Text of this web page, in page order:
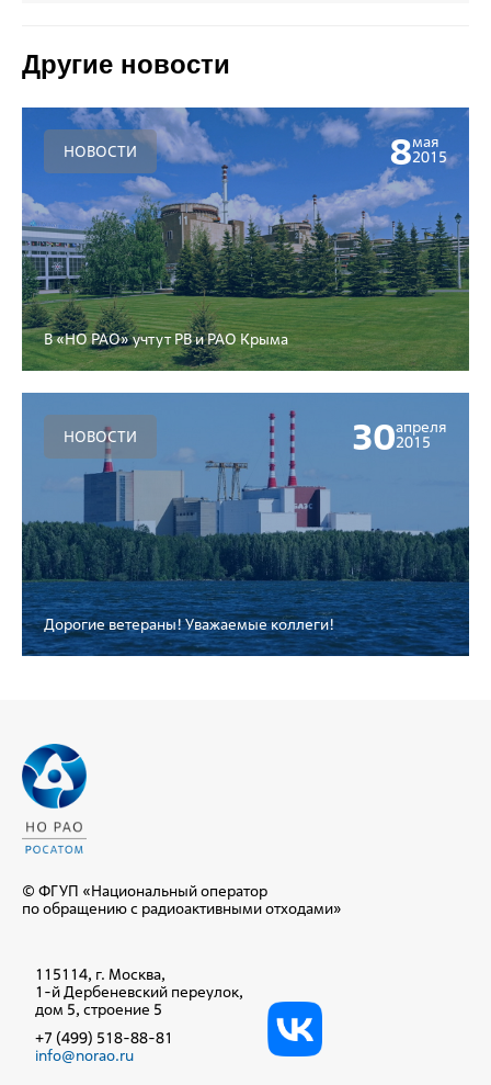
Другие новости
НОВОСТИ 8мая
2015
В «НО РАО» учтут РВ и РАО Крыма
НОВОСТИ 30апреля
2015
Дорогие ветераны! Уважаемые коллеги!
© ФГУП «Национальный оператор
по обращению с радиоактивными отходами»
115114, г. Москва,
1-й Дербеневский переулок,
дом 5, строение 5
+7 (499) 518-88-81
info@norao.ru